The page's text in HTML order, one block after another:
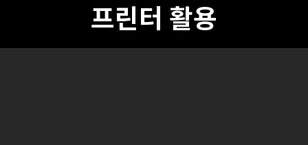
프린터 활용